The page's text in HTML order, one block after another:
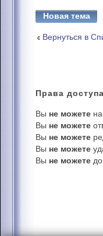
Новая тема
Вернуться в
Права доступа
Вы не можете
Вы не можете
Вы не можете
Вы не можете
Вы не можете